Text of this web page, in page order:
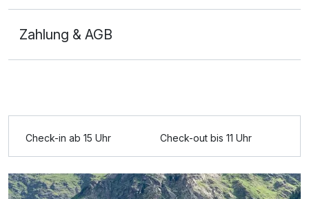
Zahlung & AGB
Check-in ab 15 Uhr Check-out bis 11 Uhr